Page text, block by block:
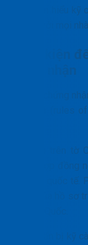
Việc tìm hiểu
bị đối với mọi
Điều kiện
chấp nhận
Hồ sơ chứng
xuất xứ (rules
Dữ liệu trên tờ
trong hợp đồng
vận tải quốc
logic của hồ sơ
Sự chuẩn bị kỹ